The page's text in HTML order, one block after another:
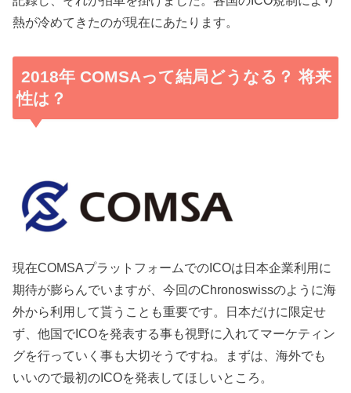
熱が冷めてきたのが現在にあたります。
2018年 COMSAって結局どうなる？ 将来
性は？
現在COMSAプラットフォームでのICOは日本企業利用に
期待が膨らんでいますが、今回のChronoswissのように海
外から利用して貰うことも重要です。日本だけに限定せ
ず、他国でICOを発表する事も視野に入れてマーケティン
グを行っていく事も大切そうですね。まずは、海外でも
いいので最初のICOを発表してほしいところ。